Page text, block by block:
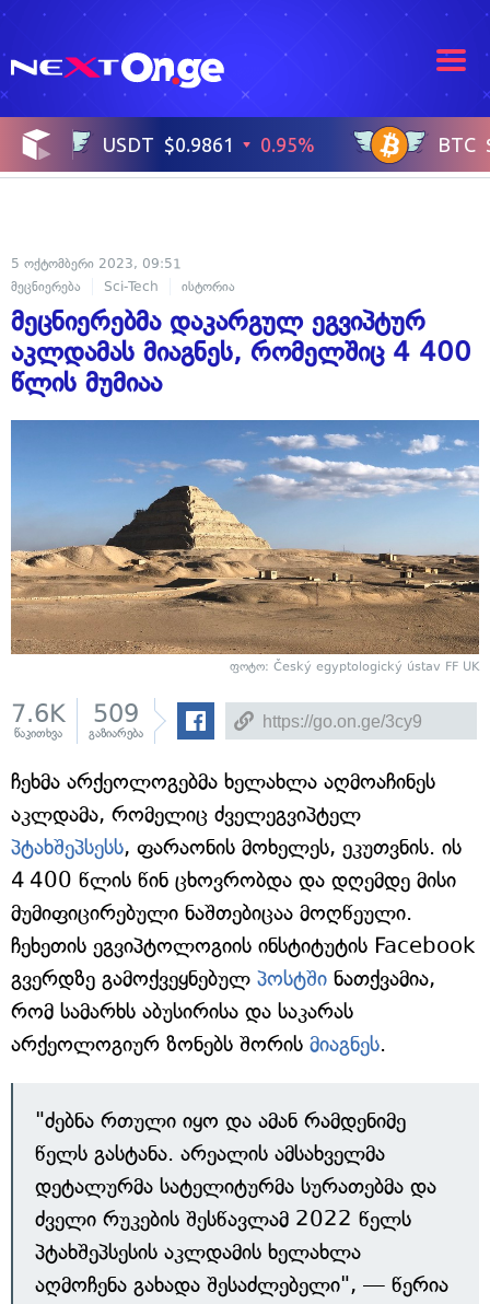
5 ოქტომბერი 2023, 09:51
მეცნიერება
Sci-Tech ისტორია
მეცნიერებმა დაკარგულ ეგვიპტურ
აკლდამას მიაგნეს, რომელშიც 4 400
წლის მუმიაა
ფოტო: Český egyptologický ústav FF UK
7.6K
წაკითხვა
509
გაზიარება
ჩეხმა არქეოლოგებმა ხელახლა აღმოაჩინეს
აკლდამა, რომელიც ძველეგვიპტელ
პტახშეპსესს, ფარაონის მოხელეს, ეკუთვნის. ის
4 400 წლის წინ ცხოვრობდა და დღემდე მისი
მუმიფიცირებული ნაშთებიცაა მოღწეული.
ჩეხეთის ეგვიპტოლოგიის ინსტიტუტის Facebook
გვერდზე გამოქვეყნებულ პოსტში ნათქვამია,
რომ სამარხს აბუსირისა და საკარას
არქეოლოგიურ ზონებს შორის მიაგნეს.
"ძებნა რთული იყო და ამან რამდენიმე
წელს გასტანა. არეალის ამსახველმა
დეტალურმა სატელიტურმა სურათებმა და
ძველი რუკების შესწავლამ 2022 წელს
პტახშეპსესის აკლდამის ხელახლა
აღმოჩენა გახადა შესაძლებელი", — წერია